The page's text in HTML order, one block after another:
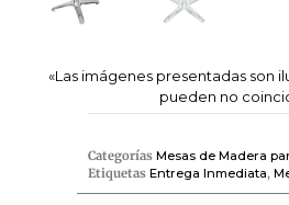
«Las imágenes presentadas son
pueden no
Categorías Mesas de Madera
Etiquetas Entrega Inmediata,